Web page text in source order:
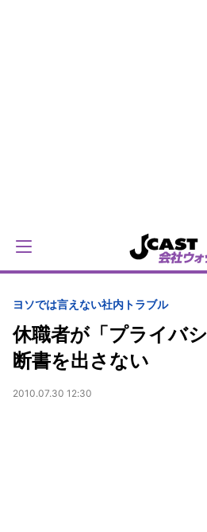
ヨソでは言えない社内トラブル
休職者が「プライバ
断書を出さない
2010.07.30 12:30